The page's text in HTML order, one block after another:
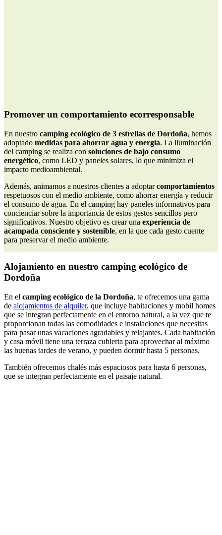
Promover un comportamiento ecorresponsable
En nuestro camping ecológico de 3 estrellas de Dordoña, hemos
adoptado medidas para ahorrar agua y energía. La iluminación
del camping se realiza con soluciones de bajo consumo
energético, como LED y paneles solares, lo que minimiza el
impacto medioambiental.
Además, animamos a nuestros clientes a adoptarcomportamientos
respetuosos con el medio ambiente, como ahorrar energía y reducir
el consumo de agua. En el camping hay paneles informativos para
concienciar sobre la importancia de estos gestos sencillos pero
significativos. Nuestro objetivo es crear una experiencia de
acampada consciente y sostenible, en la que cada gesto cuente
para preservar el medio ambiente.
Alojamiento en nuestro camping ecológico de
Dordoña
En el camping ecológico de la Dordoña, te ofrecemos una gama
de alojamientos de alquiler, que incluye habitaciones y mobil homes
que se integran perfectamente en el entorno natural, a la vez que te
proporcionan todas las comodidades e instalaciones que necesitas
para pasar unas vacaciones agradables y relajantes. Cada habitación
y casa móvil tiene una terraza cubierta para aprovechar al máximo
las buenas tardes de verano, y pueden dormir hasta 5 personas.
También ofrecemos chalés más espaciosos para hasta 6 personas,
que se integran perfectamente en el paisaje natural.